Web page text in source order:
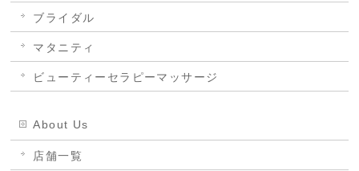
ブライダル
マタニティ
ビューティーセラピーマッサージ
About Us
店舗一覧